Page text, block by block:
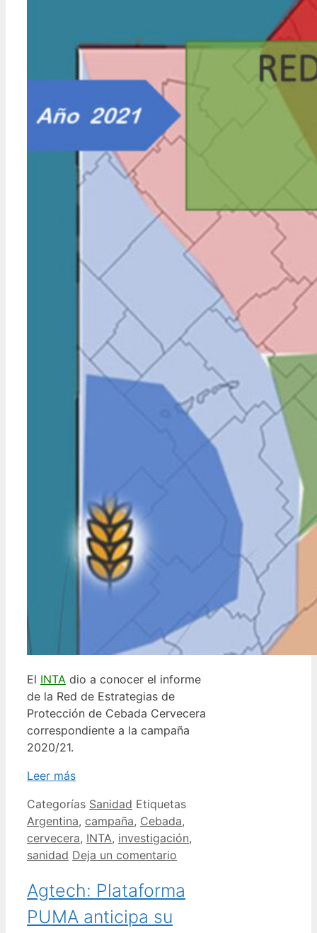
El INTA dio a conocer el informe
de la Red de Estrategias de
Protección de Cebada Cervecera
correspondiente a la campaña
2020/21.
Leer más
Categorías Sanidad Etiquetas
Argentina, campaña, Cebada,
cervecera, INTA, investigación,
sanidad Deja un comentario
Agtech: Plataforma
PUMA anticipa su